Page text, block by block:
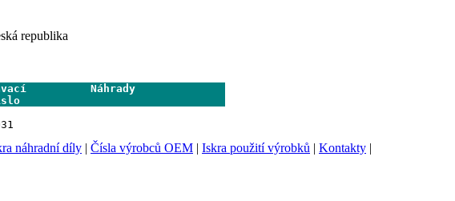
republika
Objednávací          Náhrady
číslo
náhradní díly | Čísla výrobců OEM | Iskra použití výrobků | Kontakty |